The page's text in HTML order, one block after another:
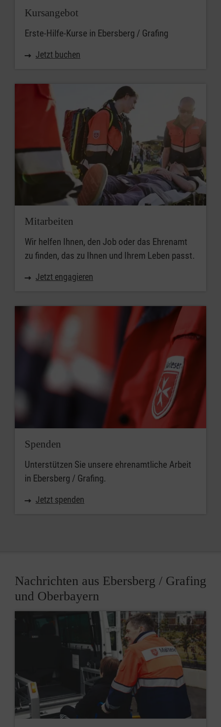
Umkreis
Passende Kurse suchen
Kursangebot
Erste-Hilfe-Kurse in Ebersberg / Grafing
Jetzt buchen
Mitarbeiten
Wir helfen Ihnen, den Job oder das Ehrenamt
zu finden, das zu Ihnen und Ihrem Leben passt.
Jetzt engagieren
Spenden
Unterstützen Sie unsere ehrenamtliche Arbeit
in Ebersberg / Grafing.
Jetzt spenden
Nachrichten aus Ebersberg / Grafing
und Oberbayern